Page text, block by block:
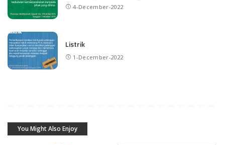
4-December-2022
Listrik
1-December-2022
You Might Also Enjoy